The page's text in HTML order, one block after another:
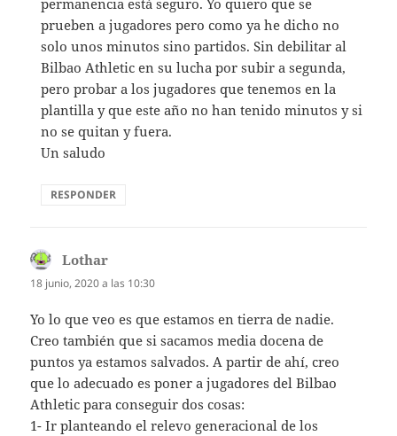
permanencia está seguro. Yo quiero que se
prueben a jugadores pero como ya he dicho no
solo unos minutos sino partidos. Sin debilitar al
Bilbao Athletic en su lucha por subir a segunda,
pero probar a los jugadores que tenemos en la
plantilla y que este año no han tenido minutos y si
no se quitan y fuera.
Un saludo
RESPONDER
Lothar
18 junio, 2020 a las 10:30
Yo lo que veo es que estamos en tierra de nadie.
Creo también que si sacamos media docena de
puntos ya estamos salvados. A partir de ahí, creo
que lo adecuado es poner a jugadores del Bilbao
Athletic para conseguir dos cosas:
1- Ir planteando el relevo generacional de los